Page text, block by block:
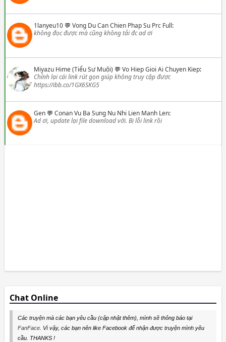
1lanyeu10💬 Vong Du Can Chien Phap Su Prc Full:
không đọc được mà cũng không tải đc ad ơi
Miyazu Hime (Tiểu Sư Muội) 💬 Vo Hiep Gioi Ai Chuyen Kiep:
Chỉnh lại cái link rút gọn giúp không truy cập được
https://ibb.co/1GX6SKG5
Gen💬 Conan Vu Ba Sung Nu Nhi Lien Manh Len:
Ad ơi, update lại file download với. Bị lỗi link rồi
Chat Online
Các truyện mà các bạn yêu cầu (cập nhật thêm), mình sẽ thông báo tại
FanFace. Vì vậy, các bạn nên like Facebook để nhận được truyện mình yêu
cầu. THANKS !